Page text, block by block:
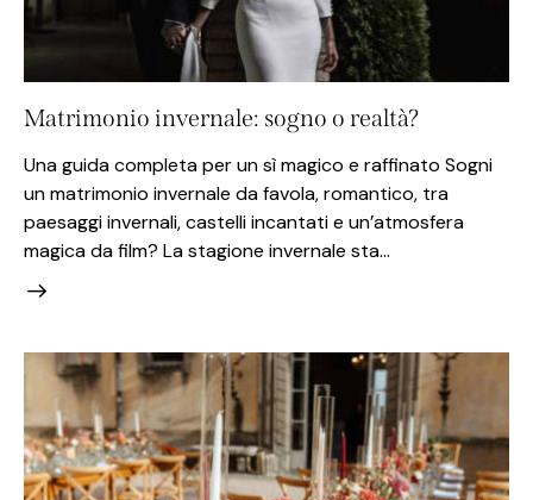
Matrimonio invernale: sogno o realtà?
Una guida completa per un sì magico e raffinato Sogni
un matrimonio invernale da favola, romantico, tra
paesaggi invernali, castelli incantati e un’atmosfera
magica da film? La stagione invernale sta…